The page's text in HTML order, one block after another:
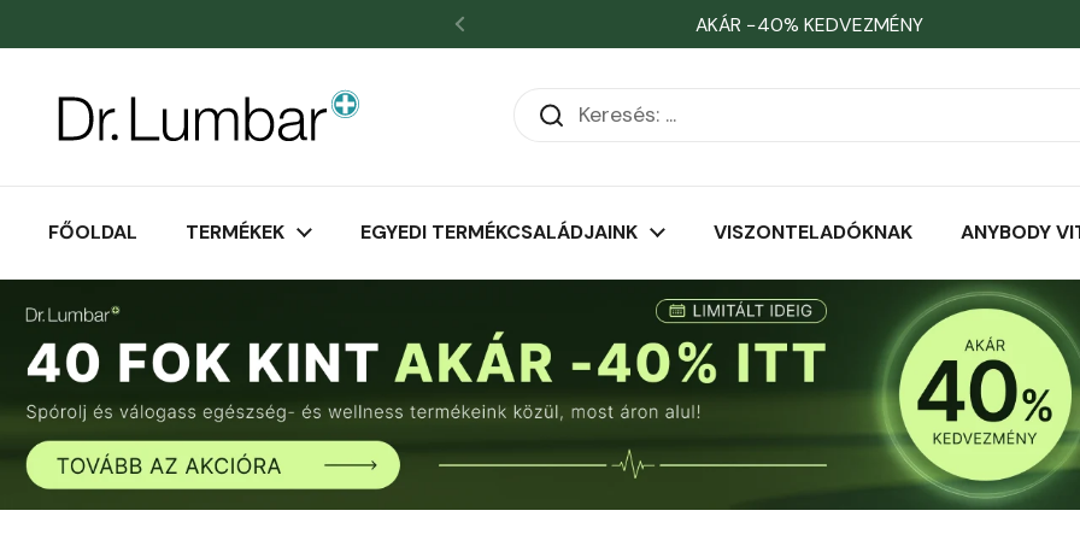
AKÁR −40% KEDVEZMÉNY
FŐOLDAL TERMÉKEK EGYEDI TERMÉKCSALÁDJAINK VISZONTELADÓKNAK ANYBODY